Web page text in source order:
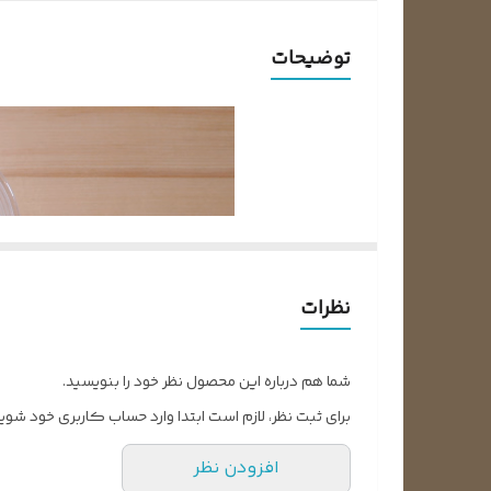
توضیحات
نظرات
شما هم درباره این محصول نظر خود را بنویسید.
برای ثبت نظر، لازم است ابتدا وارد حساب کاربری خود
افزودن نظر